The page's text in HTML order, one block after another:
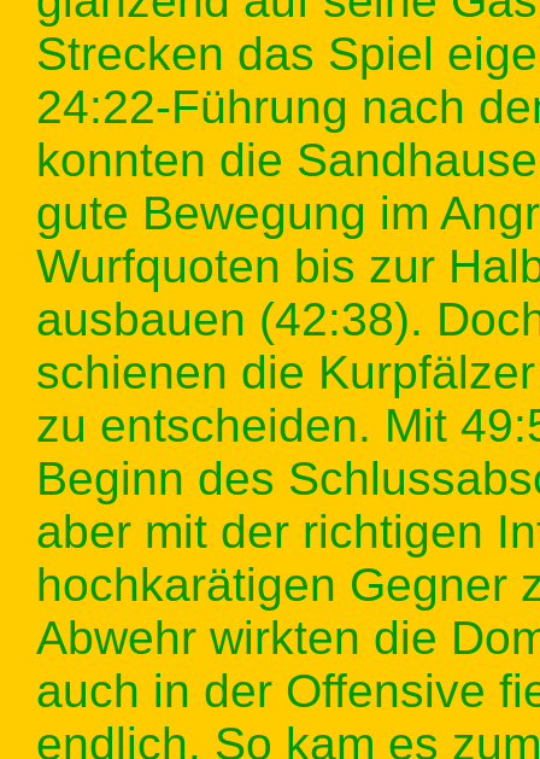
Strecken das Spiel
24:22-Führung nach
konnten die
gute Bewegung im
Wurfquoten bis zur
ausbauen (42:38).
schienen die
zu entscheiden. Mit
Beginn des
aber mit der richtigen
hochkarätigen Gegner
Abwehr wirkten die
auch in der Offensive
endlich. So kam es